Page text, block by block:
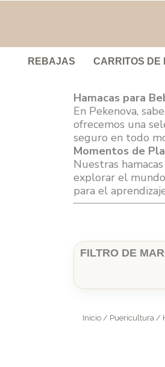
REBAJAS CARRITOS DE
Hamacas para
En Pekenova,
ofrecemos una
seguro en todo
Momentos de
Nuestras
explorar el
para el
FILTRO DE
Inicio / Puericultura /